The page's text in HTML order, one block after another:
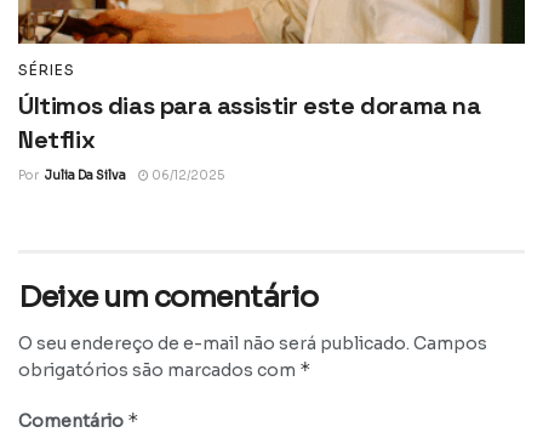
SÉRIES
Últimos dias para assistir este dorama na
Netflix
Por Julia Da Silva 06/12/2025
Deixe um comentário
O seu endereço de e-mail não será publicado. Campos
obrigatórios são marcados com *
Comentário *